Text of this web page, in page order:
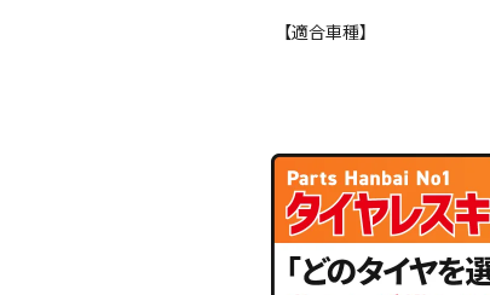
【適合車種】